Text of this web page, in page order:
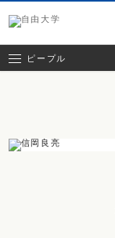
ピープル